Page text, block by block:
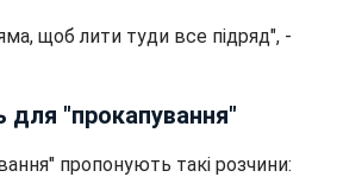
щоб лити туди все підряд", -
"прокапування"
пропонують такі розчини: